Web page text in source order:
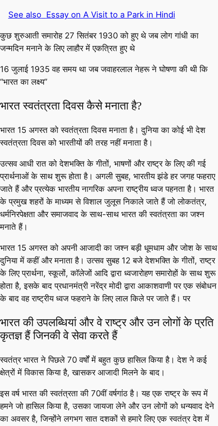
See also Essay on A Visit to a Park in Hindi
कुछ शुरुआती समारोह 27 सितंबर 1930 को हुए थे जब लोग गांधी का
जन्मदिन मनाने के लिए लाहौर में एकत्रित हुए थे
16 जुलाई 1935 वह समय था जब जवाहरलाल नेहरू ने घोषणा की थी कि
“भारत का लक्ष्य”
भारत स्वतंत्रता दिवस कैसे मनाता है?
भारत 15 अगस्त को स्वतंत्रता दिवस मनाता है। दुनिया का कोई भी देश
स्वतंत्रता दिवस को भारतीयों की तरह नहीं मनाता है।
उत्सव आधी रात को देशभक्ति के गीतों, भाषणों और राष्ट्र के लिए की गई
प्रार्थनाओं के साथ शुरू होता है। अगली सुबह, भारतीय झंडे हर जगह फहराए
जाते हैं और प्रत्येक भारतीय नागरिक अपना राष्ट्रीय ध्वज पहनता है। भारत
के प्रमुख शहरों के माध्यम से विशाल जुलूस निकाले जाते हैं जो लोकतंत्र,
धर्मनिरपेक्षता और समाजवाद के साथ-साथ भारत की स्वतंत्रता का जश्न
मनाते हैं।
भारत 15 अगस्त को अपनी आजादी का जश्न बड़ी धूमधाम और जोश के साथ
दुनिया में कहीं और मनाता है। उत्सव सुबह 12 बजे देशभक्ति के गीतों, राष्ट्र
के लिए प्रार्थना, स्कूलों, कॉलेजों आदि द्वारा ध्वजारोहण समारोहों के साथ शुरू
होता है, इसके बाद प्रधानमंत्री नरेंद्र मोदी द्वारा आकाशवाणी पर एक संबोधन
के बाद वह राष्ट्रीय ध्वज फहराने के लिए लाल किले पर जाते हैं। पर
भारत की उपलब्धियां और वे राष्ट्र और उन लोगों के प्रति
कृतज्ञ हैं जिनकी वे सेवा करते हैं
स्वतंत्र भारत ने पिछले 70 वर्षों में बहुत कुछ हासिल किया है। देश ने कई
क्षेत्रों में विकास किया है, खासकर आजादी मिलने के बाद।
इस वर्ष भारत की स्वतंत्रता की 70वीं वर्षगांठ है। यह एक राष्ट्र के रूप में
हमने जो हासिल किया है, उसका जायजा लेने और उन लोगों को धन्यवाद देने
का अवसर है, जिन्होंने लगभग सात दशकों से हमारे लिए एक स्वतंत्र देश में